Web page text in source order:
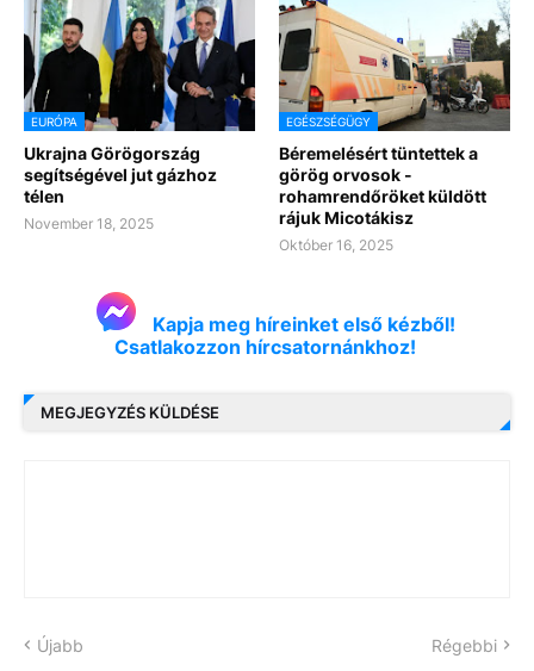
EURÓPA
Ukrajna Görögország
segítségével jut gázhoz
télen
November 18, 2025
EGÉSZSÉGÜGY
Béremelésért tüntettek a
görög orvosok -
rohamrendőröket küldött
rájuk Micotákisz
Október 16, 2025
Kapja meg híreinket első kézből!
Csatlakozzon hírcsatornánkhoz!
MEGJEGYZÉS KÜLDÉSE
Újabb Régebbi